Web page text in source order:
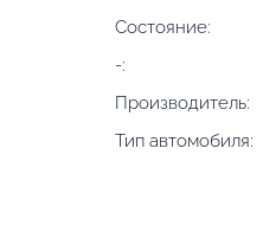
Состояние:
-:
Производитель:
Тип автомобиля: